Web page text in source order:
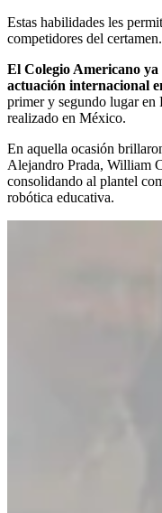
Estas habilidades les
competidores del certamen.
El Colegio Americano
actuación internacional
primer y segundo lugar
realizado en México.
En aquella ocasión
Alejandro Prada, William
consolidando al plantel
robótica educativa.